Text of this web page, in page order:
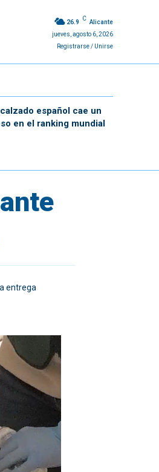
26.9
C
Alicante
jueves, agosto 6, 2026
Registrarse / Unirse
español cae un
en el ranking mundial
entrega